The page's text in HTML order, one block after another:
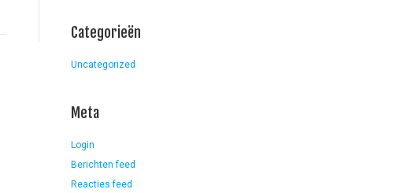
Categorieën
Uncategorized
Meta
Login
Berichten feed
Reacties feed